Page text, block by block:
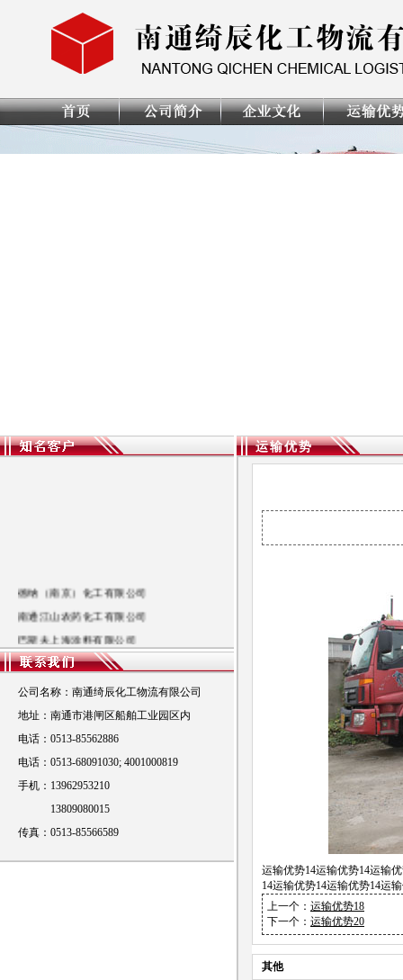
德纳（南京）化工有限公司
南通江山农药化工有限公司
巴斯夫上海涂料有限公司
东周化学工业（昆山）有限公司
公司名称：南通绮辰化工物流有限公司
地址：南通市港闸区船舶工业园区内
电话：0513-85562886
电话：0513-68091030; 4001000819
手机：13962953210
13809080015
传真：0513-85566589
运输优势
运输优势14运输优势14运输
14运输优势14运输优势14运
上一个： 运输优势18
下一个： 运输优势20
其他